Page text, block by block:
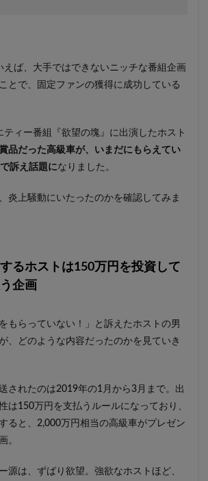
えば、大手ではできないニッチな番組企画
とで、固定ファンの獲得に成功している
ティー番組『欲望の塊』に出演したホスト
賞品だった高級車が、いまだにもらえてい
訴え話題になりました。
炎上騒動にいたったのかを確認してみま
るホストは150万円を投資して
企画
もらっていない！」と訴えたホストの男
、どのような内容だったのかを見ていき
されたのは2019年の1月から3月まで。出
は150万円を支払うルールになっており、
ると、2,000万円相当の高級車がプレゼン
。
源は、ずばり欲望。強欲なホストほど、